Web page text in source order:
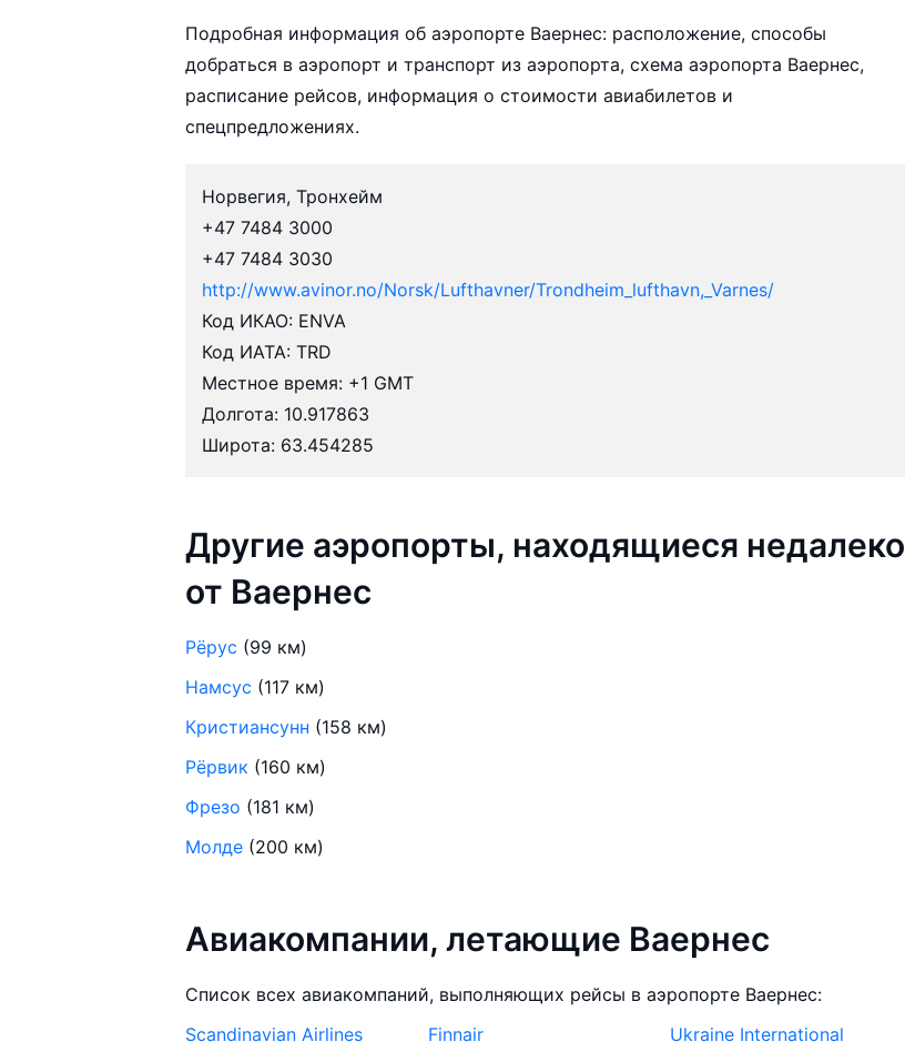
Подробная информация об аэропорте Ваернес: расположение, способы
добраться в аэропорт и транспорт из аэропорта, схема аэропорта Ваернес,
расписание рейсов, информация о стоимости авиабилетов и
спецпредложениях.
Норвегия, Тронхейм
+47 7484 3000
+47 7484 3030
http://www.avinor.no/Norsk/Lufthavner/Trondheim_lufthavn,_Varnes/
Код ИКАО: ENVA
Код ИАТА: TRD
Местное время: +1 GMT
Долгота: 10.917863
Широта: 63.454285
Другие аэропорты, находящиеся недалеко
от Ваернес
Рёрус (99 км)
Намсус (117 км)
Кристиансунн (158 км)
Рёрвик (160 км)
Фрезо (181 км)
Молде (200 км)
Авиакомпании, летающие Ваернес
Список всех авиакомпаний, выполняющих рейсы в аэропорте Ваернес:
Scandinavian Airlines
Finnair
Ukraine International